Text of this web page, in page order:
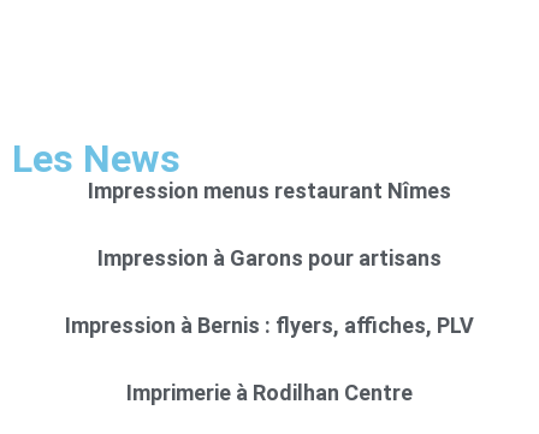
Les News
Impression menus restaurant Nîmes
Impression à Garons pour artisans
Impression à Bernis : flyers, affiches, PLV
Imprimerie à Rodilhan Centre